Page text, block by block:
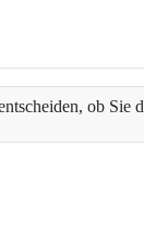
ob